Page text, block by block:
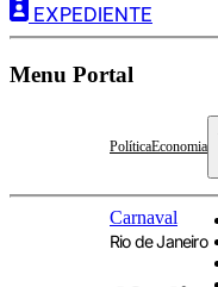
EXPEDIENTE
Menu Portal
PolíticaEconomia
Carnaval
Rio de Janeiro